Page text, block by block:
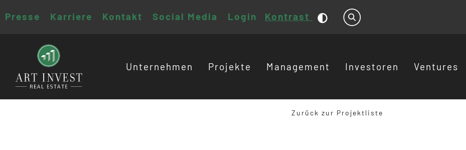
Presse Karriere Kontakt Social Media Login Kontrast Suche
Unternehmen Projekte Management Investoren Ventures
Zurück zur Projektliste